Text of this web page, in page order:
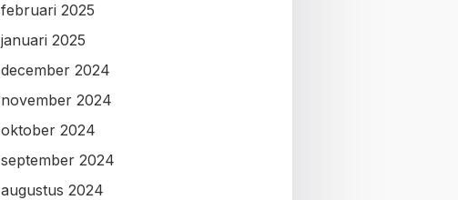
februari 2025
januari 2025
december 2024
november 2024
oktober 2024
september 2024
augustus 2024